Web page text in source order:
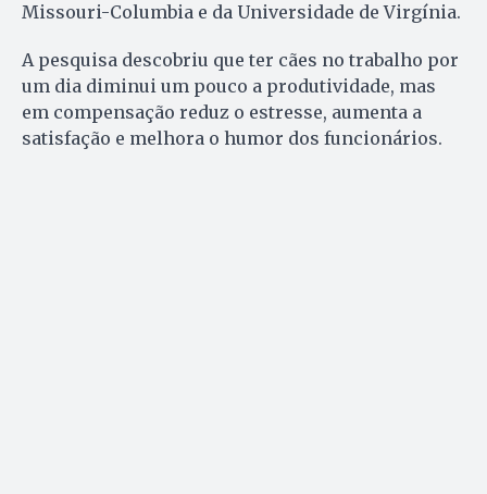
Missouri-Columbia e da Universidade de Virgínia.
A pesquisa descobriu que ter cães no trabalho por
um dia diminui um pouco a produtividade, mas
em compensação reduz o estresse, aumenta a
satisfação e melhora o humor dos funcionários.